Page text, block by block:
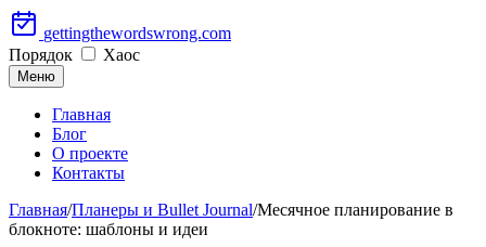
Перейти
к
содержимому
gettingthewordswrong.com
Порядок
Хаос
Меню
Главная
Блог
О проекте
Контакты
Главная/Планеры и Bullet Journal/Месячное планирование в
блокноте: шаблоны и идеи